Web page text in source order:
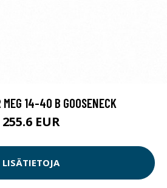
MEG 14-40 B GOOSENECK
255.6 EUR
LISÄTIETOJA